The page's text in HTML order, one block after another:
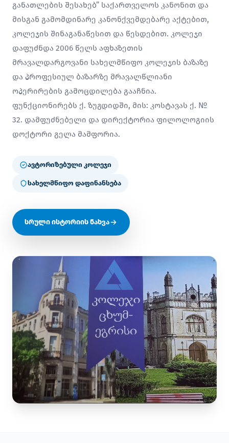
განათლების შესახებ” საქართველოს კანონით და
მისგან გამომდინარე კანონქვემდებარე აქტებით,
კოლეჯის შინაგანაწესით და წესდებით. კოლეჯი
დაფუძნდა 2006 წელს აფხაზეთის
მრავალდარგოვანი სახელმწიფო კოლეჯის ბაზაზე
და პროფესიულ ბაზარზე მრავალწლიანი
ოპერირების გამოცდილება გააჩნია.
ფუნქციონირებს ქ. ზუგდიდში, მის: კოსტავას ქ. №
32. დამფუძნებელი და დირექტორია ფილოლოგიის
დოქტორი გელა მამფორია.
ავტორიზებული კოლეჯი
სახელმწიფო დაფინანსება
სრული ისტორიის ნახვა